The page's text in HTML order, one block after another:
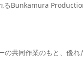
Bunkamura
共同作業のもと、優